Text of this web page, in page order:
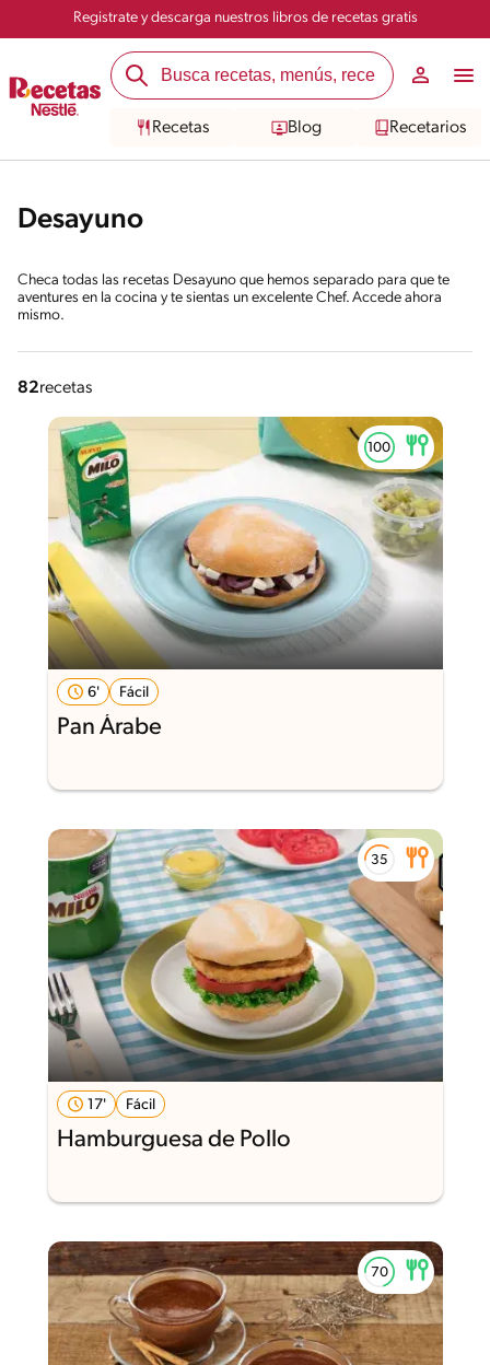
Registrate y descarga nuestros libros de recetas gratis
Recetas Blog Recetarios
Desayuno
Checa todas las recetas Desayuno que hemos separado para que te
aventures en la cocina y te sientas un excelente Chef. Accede ahora
mismo.
82recetas
6' Fácil
Pan Árabe
17' Fácil
Hamburguesa de Pollo